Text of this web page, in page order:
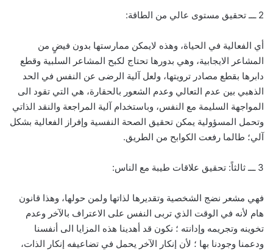
2 ـــ تحقيق مستوى عالي من الطاقة:
أي الفعالية في الحياة، وهذه لايمكن ممارستها بدون فيضٍ من
المشاعر الايجابية، وهي بدورها تحتاج لكبح المشاعر السلبية وقطع
دابرها بقطع مصادر ترويتها، ولعل آلية الرضى عن النفس في الحد
الذهبي بين عدم التعالي وعدم الشعور بالحقارة، هي التي تقود الى
المواجهة السليمة مع النفس، وباستخدام آلية المراجعة والنقد الذاتي
وتحمل المسؤولية يمكن تحقيق الصحة النفسية وإفراز الفعالية بشكل
آلي؛ طالما رفعت الكوابح من الطريق.
3 ـــ ثالثاً: تحقيق علاقات طيبة مع الناس:
فهي مشعر نضج الشخصية وتقديرها لذاتها ولمن حولها، وهذا قانون
هام لأنه في الوقت الذي تربى النفس على الاعتراف بالآخر وعدم
تخوينه وتجريمه وإدانته ؛ نكون قد أهدينا هذه المزايا الى أنفسنا
ودعمنا وجودنا بها ؛ لأن إنكار الآخر يحمل في تضاعيفه إنكار الذات،